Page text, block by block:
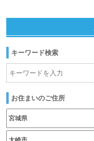
キーワード検索
お住まいのご住所